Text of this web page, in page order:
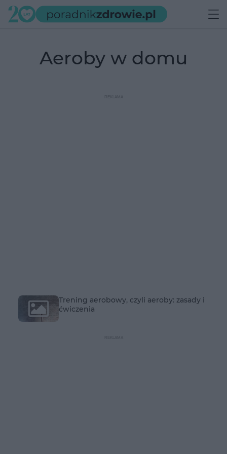
aeroby w domu
Trening aerobowy, czyli aeroby: zasady i
ćwiczenia